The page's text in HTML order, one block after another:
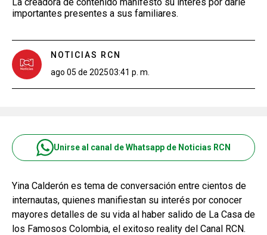
importantes presentes a sus familiares.
NOTICIAS RCN
ago 05 de 202503:41 p. m.
Unirse al canal de Whatsapp de Noticias RCN
Yina Calderón es tema de conversación entre cientos de
internautas, quienes manifiestan su interés por conocer
mayores detalles de su vida al haber salido de La Casa de
los Famosos Colombia, el exitoso reality del Canal RCN.